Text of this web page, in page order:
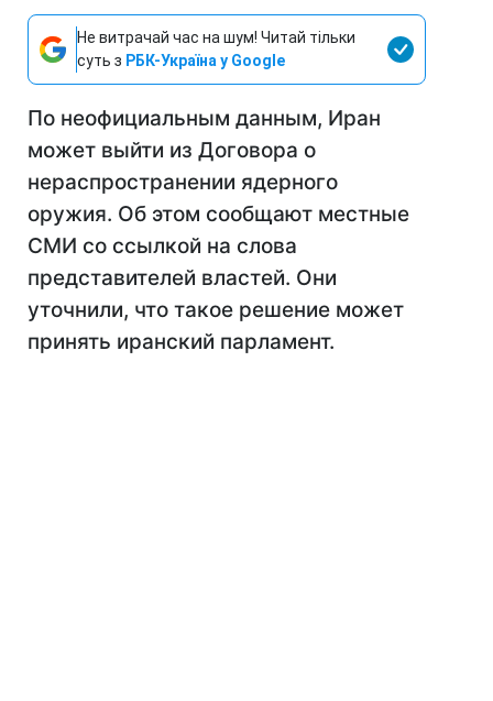
Не витрачай час на шум! Читай тільки
суть з РБК-Україна у Google
По неофициальным данным, Иран
может выйти из Договора о
нераспространении ядерного
оружия. Об этом сообщают местные
СМИ со ссылкой на слова
представителей властей. Они
уточнили, что такое решение может
принять иранский парламент.